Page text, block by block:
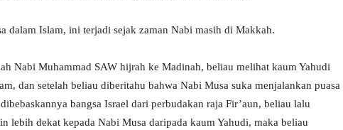
dalam Islam, ini terjadi sejak zaman Nabi masih di Makkah.
Nabi Muhammad SAW hijrah ke Madinah, beliau melihat kaum Yahudi
dan setelah beliau diberitahu bahwa Nabi Musa suka menjalankan puasa
bangsa Israel dari perbudakan raja Fir’aun, beliau lalu
lebih dekat kepada Nabi Musa daripada kaum Yahudi, maka beliau